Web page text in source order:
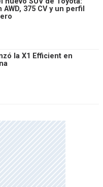
375 CV y un perfil
la X1 Efficient en